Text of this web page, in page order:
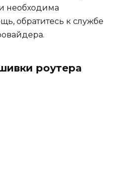
необходима
обратитесь к службе
роутера